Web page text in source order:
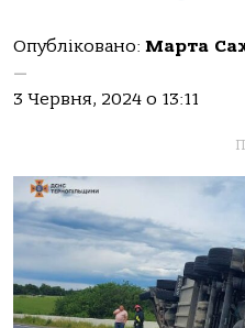
Опубліковано: Марта
—
3 Червня, 2024 о 13:11